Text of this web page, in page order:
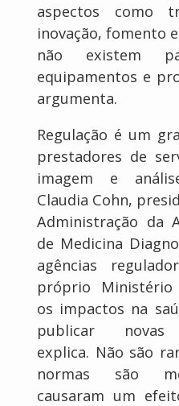
aspectos como
inovação, fomento
não existem
equipamentos e
argumenta.
Regulação é um
prestadores de
imagem e
Claudia Cohn,
Administração da
de Medicina
agências
próprio Ministério
os impactos na
publicar novas
explica. Não são
normas são
causaram um